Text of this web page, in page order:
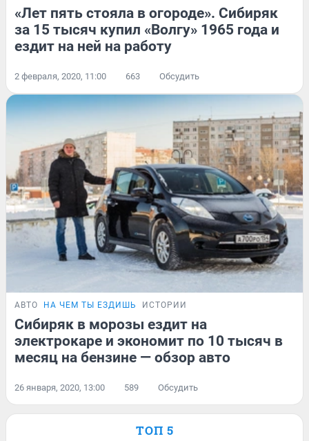
«Лет пять стояла в огороде». Сибиряк
за 15 тысяч купил «Волгу» 1965 года и
ездит на ней на работу
2 февраля, 2020, 11:00 663 Обсудить
АВТО НА ЧЕМ ТЫ ЕЗДИШЬ ИСТОРИИ
Сибиряк в морозы ездит на
электрокаре и экономит по 10 тысяч в
месяц на бензине — обзор авто
26 января, 2020, 13:00 589 Обсудить
ТОП 5